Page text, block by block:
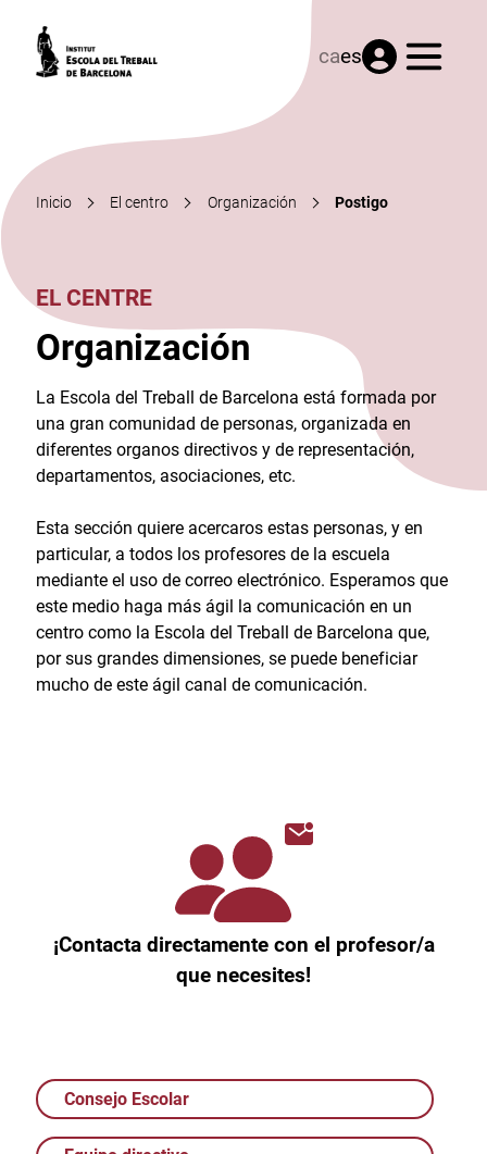
caes Menú
Inicio El centro Organización Postigo
EL CENTRE
Organización
La Escola del Treball de Barcelona está formada por
una gran comunidad de personas, organizada en
diferentes organos directivos y de representación,
departamentos, asociaciones, etc.
Esta sección quiere acercaros estas personas, y en
particular, a todos los profesores de la escuela
mediante el uso de correo electrónico. Esperamos que
este medio haga más ágil la comunicación en un
centro como la Escola del Treball de Barcelona que,
por sus grandes dimensiones, se puede beneficiar
mucho de este ágil canal de comunicación.
¡Contacta directamente con el profesor/a
que necesites!
Consejo Escolar